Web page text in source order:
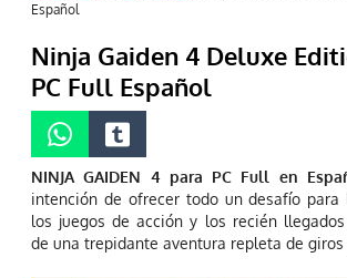
Español
Ninja Gaiden 4 Deluxe
PC Full Español
NINJA GAIDEN 4 para PC Full en
intención de ofrecer todo un desafío para
los juegos de acción y los recién
de una trepidante aventura repleta de giros